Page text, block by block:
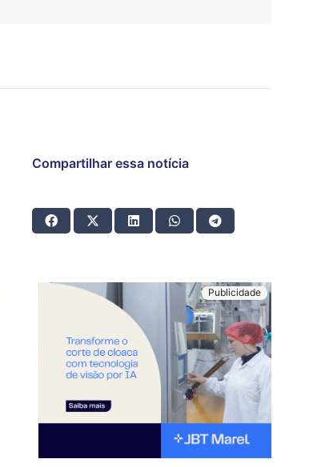
Compartilhar essa notícia